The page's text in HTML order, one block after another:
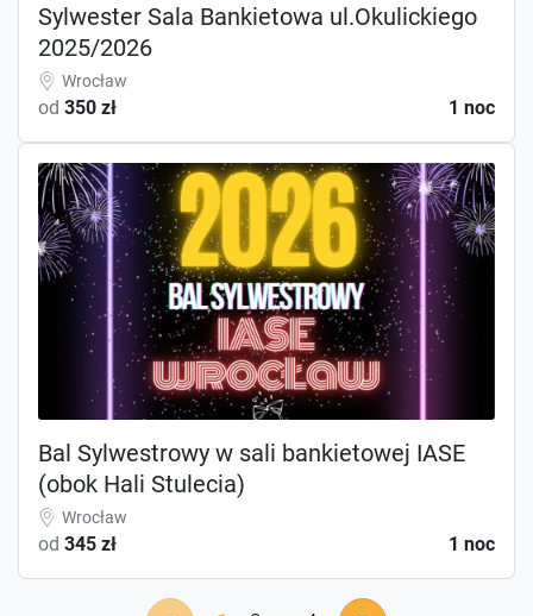
Sylwester Sala Bankietowa ul.Okulickiego
2025/2026
Wrocław
od 350 zł 1 noc
Bal Sylwestrowy w sali bankietowej IASE
(obok Hali Stulecia)
Wrocław
od 345 zł 1 noc